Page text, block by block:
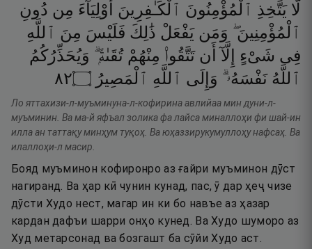
لَّا يَتَّخِذِ ٱلْمُؤْمِنُونَ ٱلْكَـٰفِرِينَ أَوْلِيَآءَ مِن دُونِ
ٱلْمُؤْمِنِينَ ۖ وَمَن يَفْعَلْ ذَٰلِكَ فَلَيْسَ مِنَ ٱللَّهِ
فِى شَىْءٍ إِلَّآ أَن تَتَّقُوا۟ مِنْهُمْ تُقَىٰةًۭ ۗ وَيُحَذِّرُكُمُ
ٱللَّهُ نَفْسَهُۥ ۗ وَإِلَى ٱللَّهِ ٱلْمَصِيرُ ۝٢٨
Ло яттахизи-л-муъминуна-л-кофирина авлийаа мин дуни-л-
муъминин. Ва ма-й яфъал золика фа лайса миналлоҳи фи шай-ин
илла ан таттақу минҳум туқоҳ. Ва юҳаззирукумуллоҳу нафсаҳ. Ва
илаллоҳи-л масир.
Бояд муъминон кофиронро аз ғайри муъминон дӯст
нагиранд. Ва ҳар кӣ чунин кунад, пас, ӯ дар ҳеҷ чизе
дӯсти Худо нест, магар ин ки бо навъе аз ҳазар
кардан дафъи шарри онҳо кунед. Ва Худо шуморо аз
Худ метарсонад ва бозгашт ба сӯйи Худо аст.